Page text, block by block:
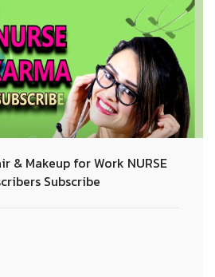
& Makeup for Work NURSE
Subscribe